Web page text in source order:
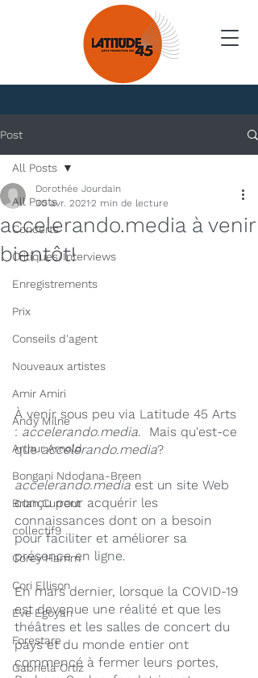
Nouvelles
Post
All Posts
Concerts
Critiques/Interviews
Enregistrements
Prix
Conseils d'agent
Nouveaux artistes
Amir Amiri
Andy Milne
Arthur Arnold
Bongani Ndodana-Breen
Brian Current
collectif9
Corey Hamm
Cori Ellison
Eve Egoyan
Forestare
Gabriela Ortiz
All Posts
accelerando.media à venir
bientôt!
Dorothée Jourdain
30 avr. 20212 min de lecture
À venir sous peu via Latitude 45 Arts
: accelerando.media.  Mais qu'est-ce
que accelerando.media?
accelerando.media est un site Web
conçu pour acquérir les
connaissances dont on a besoin
pour faciliter et améliorer sa
présence en ligne.
En mars dernier, lorsque la COVID-19
est devenue une réalité et que les
théâtres et les salles de concert du
pays et du monde entier ont
commencé à fermer leurs portes,